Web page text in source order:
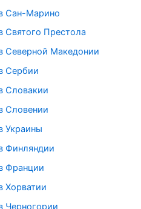
Сан-Марино
Святого Престола
Северной Македонии
Сербии
Словакии
Словении
Украины
Финляндии
Франции
Хорватии
Черногории